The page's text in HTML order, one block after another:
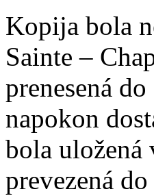
Kopija bola
Sainte –
prenesená
napokon
bola uložená
prevezená